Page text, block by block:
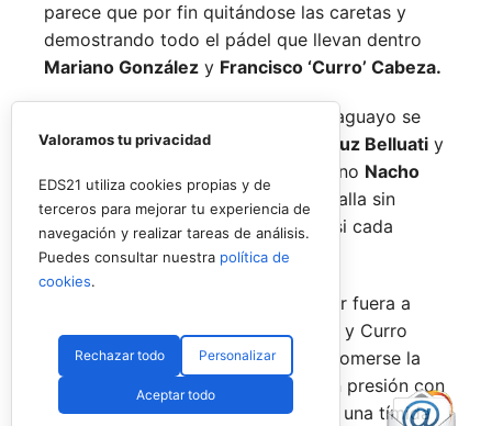
parece que por fin quitándose las caretas y
demostrando todo el pádel que llevan dentro
Mariano González y Francisco ‘Curro’ Cabeza.
El joven español y su escudero paraguayo se
medían a la experiencia de
Juan Cruz Belluati y
a su compañero, el también argentino Nacho
en un duelo que fue una batalla sin
cuartel pero de dominio alterno casi cada
punto.
Y es que tras dar la sorpresa y dejar fuera a
Javi LealyFran Guerrero,Mariano y Curro
querían más, y salieron directos a comerse la
pista. Un buen parcial de inicio, con presión con
su saque y también al resto, les dio una tímida
Valoramos tu privacidad
EDS21 utiliza cookies propias y de
terceros para mejorar tu experiencia de
navegación y realizar tareas de análisis.
Puedes consultar nuestra política de
cookies.
Rechazar todo Personalizar
Aceptar todo